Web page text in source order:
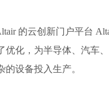
的云创新门户平台
优化，为半导体、汽车
的设备投入生产。